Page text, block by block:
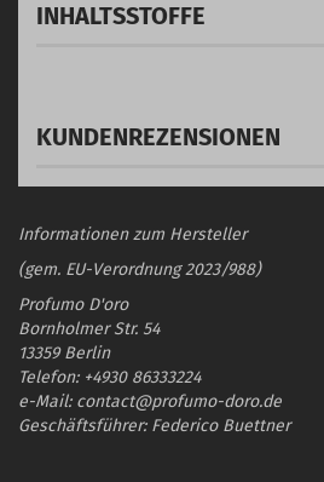
INHALTSSTOFFE
KUNDENREZENSIONEN
Informationen zum Hersteller
(gem. EU-Verordnung 2023/988)
Profumo D'oro
Bornholmer Str. 54
13359 Berlin
Telefon: +4930 86333224
e-Mail: contact@profumo-doro.de
Geschäftsführer: Federico Buettner